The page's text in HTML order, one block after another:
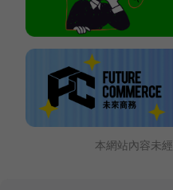
本網站內容未